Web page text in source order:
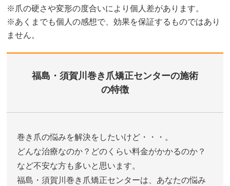
※爪の硬さや変形の度合いにより個人差があります。
※あくまでも個人の感想で、効果を保証するものではあり
ません。
福島・須賀川巻き爪矯正センターの施術
の特徴
巻き爪の悩みを解決をしたいけど・・・。
どんな治療なのか？どのくらい料金がかかるのか？
など不安な方も多いと思います。
福島・須賀川巻き爪矯正センターは、あなたの悩み